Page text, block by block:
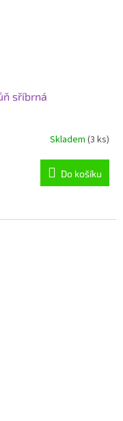
sříbrná
Skladem (3 ks)
Do košíku